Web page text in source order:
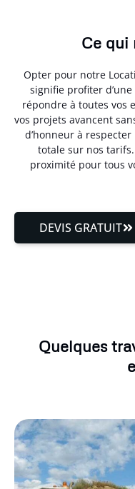
Ce qui
Opter pour notre
signifie profiter
répondre à toutes vos
vos projets avancent
d’honneur à
totale sur nos
proximité pour tous
DEVIS GRATUIT
Quelques